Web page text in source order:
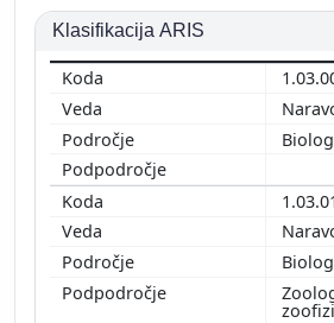
Klasifikacija ARIS